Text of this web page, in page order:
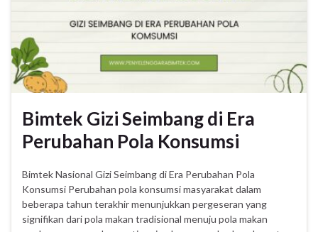
Bimtek Gizi Seimbang di Era
Perubahan Pola Konsumsi
Bimtek Nasional Gizi Seimbang di Era Perubahan Pola
Konsumsi Perubahan pola konsumsi masyarakat dalam
beberapa tahun terakhir menunjukkan pergeseran yang
signifikan dari pola makan tradisional menuju pola makan